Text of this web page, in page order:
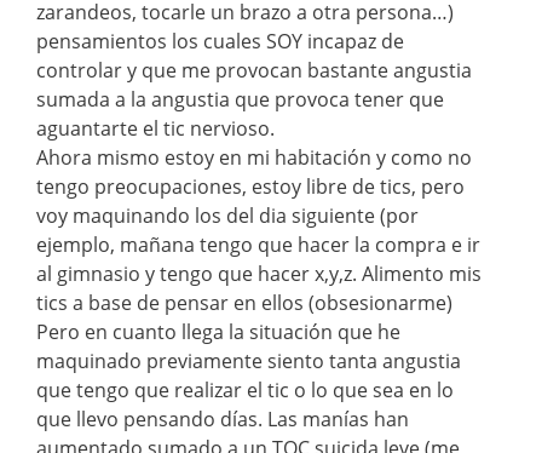
zarandeos, tocarle un brazo a otra persona…)
pensamientos los cuales SOY incapaz de
controlar y que me provocan bastante angustia
sumada a la angustia que provoca tener que
aguantarte el tic nervioso.
Ahora mismo estoy en mi habitación y como no
tengo preocupaciones, estoy libre de tics, pero
voy maquinando los del dia siguiente (por
ejemplo, mañana tengo que hacer la compra e ir
al gimnasio y tengo que hacer x,y,z. Alimento mis
tics a base de pensar en ellos (obsesionarme)
Pero en cuanto llega la situación que he
maquinado previamente siento tanta angustia
que tengo que realizar el tic o lo que sea en lo
que llevo pensando días. Las manías han
aumentado sumado a un TOC suicida leve (me